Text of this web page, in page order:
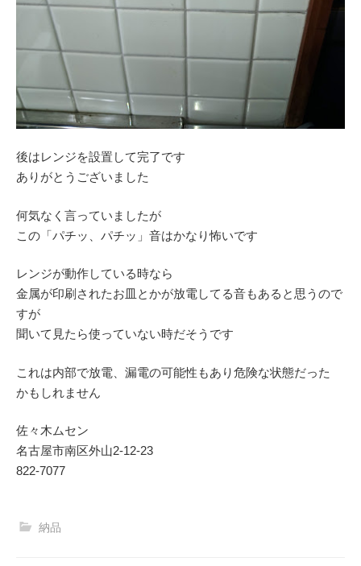
後はレンジを設置して完了です
ありがとうございました
何気なく言っていましたが
この「パチッ、パチッ」音はかなり怖いです
レンジが動作している時なら
金属が印刷されたお皿とかが放電してる音もあると思うので
すが
聞いて見たら使っていない時だそうです
これは内部で放電、漏電の可能性もあり危険な状態だった
かもしれません
佐々木ムセン
名古屋市南区外山2-12-23
822-7077
納品